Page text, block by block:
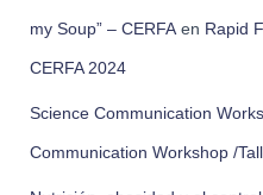
my Soup” – CERFA en Rapid
CERFA 2024
Science Communication
Communication Workshop /